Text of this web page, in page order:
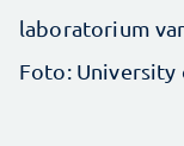
laboratorium
Foto: University